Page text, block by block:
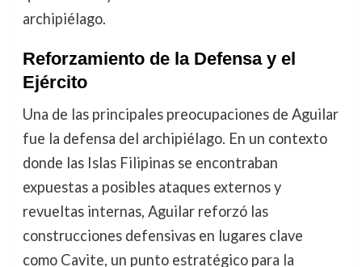
archipiélago.
Reforzamiento de la Defensa y el
Ejército
Una de las principales preocupaciones de Aguilar
fue la defensa del archipiélago. En un contexto
donde las Islas Filipinas se encontraban
expuestas a posibles ataques externos y
revueltas internas, Aguilar reforzó las
construcciones defensivas en lugares clave
como Cavite, un punto estratégico para la